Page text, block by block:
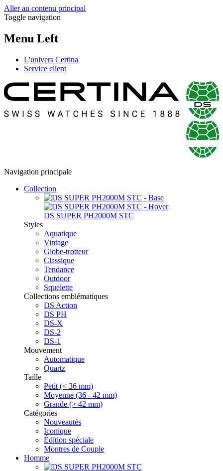
Aller au contenu principal
Toggle navigation
Menu Left
L'univers Certina
Service client
Navigation principale
Collection
DS SUPER PH2000M STC
Styles
Aquatique
Vintage
Globe-trotteur
Classique
Tendance
Outdoor
Squelette
Collections emblématiques
DS Action
DS PH
DS-X
DS-2
DS-1
Mouvement
Automatique
Quartz
Taille
Petit (< 36 mm)
Moyenne (36 - 42 mm)
Grande (> 42 mm)
Catégories
Nouveautés
Iconique
Édition spéciale
Montres de Couple
Homme